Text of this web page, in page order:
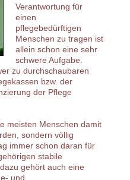
Verantwortung für
einen
pflegebedürftigen
Menschen zu tragen ist
allein schon eine sehr
schwere Aufgabe.
zu durchschaubaren
bzw. der
der Pflege
meisten Menschen damit
sondern völlig
immer schon daran für
stabile
gehört auch eine
und